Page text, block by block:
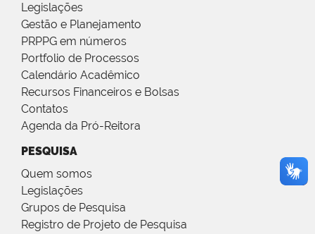
Legislações
Gestão e Planejamento
PRPPG em números
Portfolio de Processos
Calendário Acadêmico
Recursos Financeiros e Bolsas
Contatos
Agenda da Pró-Reitora
PESQUISA
Quem somos
Legislações
Grupos de Pesquisa
Registro de Projeto de Pesquisa